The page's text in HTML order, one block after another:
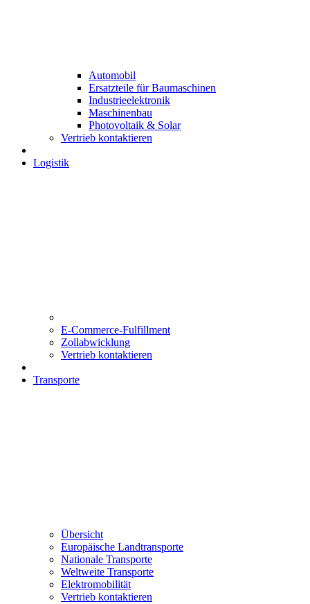
Automobil
Ersatzteile für Baumaschinen
Industrieelektronik
Maschinenbau
Photovoltaik & Solar
Vertrieb kontaktieren
Logistik
E-Commerce-Fulfillment
Zollabwicklung
Vertrieb kontaktieren
Transporte
Übersicht
Europäische Landtransporte
Nationale Transporte
Weltweite Transporte
Elektromobilität
Vertrieb kontaktieren